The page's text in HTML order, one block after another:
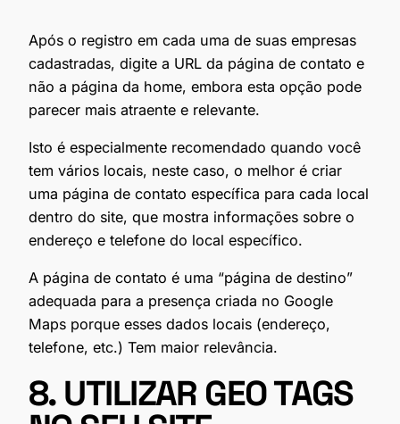
Após o registro em cada uma de suas empresas
cadastradas, digite a URL da página de contato e
não a página da home, embora esta opção pode
parecer mais atraente e relevante.
Isto é especialmente recomendado quando você
tem vários locais, neste caso, o melhor é criar
uma página de contato específica para cada local
dentro do site, que mostra informações sobre o
endereço e telefone do local específico.
A página de contato é uma “página de destino”
adequada para a presença criada no Google
Maps porque esses dados locais (endereço,
telefone, etc.) Tem maior relevância.
8. UTILIZAR GEO TAGS